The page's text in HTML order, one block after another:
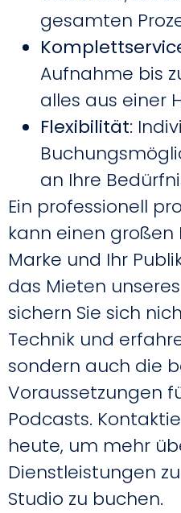
gesamten
Aufnahme bis
alles aus einer
Flexibilität:
an Ihre
Ein professionell
kann einen großen
Marke und Ihr
das Mieten
sichern Sie sich
Technik und
sondern auch die
Voraussetzungen
Podcasts.
heute, um mehr
Dienstleistungen
Studio zu buchen.